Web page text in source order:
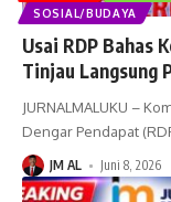
SOSIAL/BUDAYA
Usai RDP Bahas
Tinjau Langsung
JURNALMALUKU –
Dengar Pendapat
JM AL Juni 8, 2026